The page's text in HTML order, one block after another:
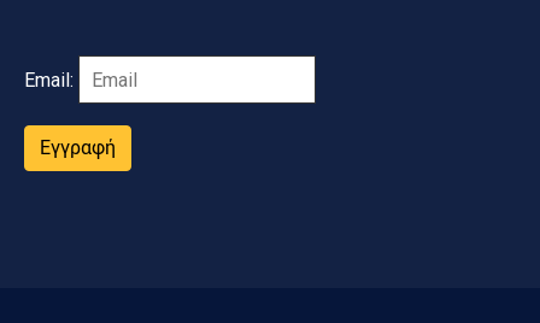
Email:
Εγγραφή